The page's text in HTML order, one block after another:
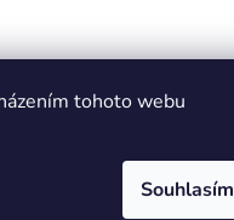
tohoto webu
Souhlasím